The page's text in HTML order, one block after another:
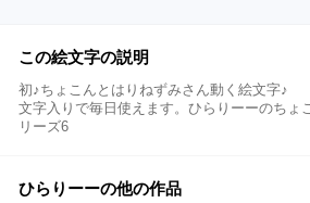
この絵文字の説明
初♪ちょこんとはりねずみさん動く絵文字♪
文字入りで毎日使えます。ひらりーーのちょ
リーズ6
ひらりーーの他の作品